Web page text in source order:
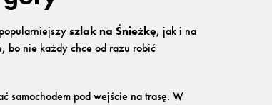
szlak na Śnieżkę, jak i na
bo nie każdy chce od razu robić
samochodem pod wejście na trasę. W